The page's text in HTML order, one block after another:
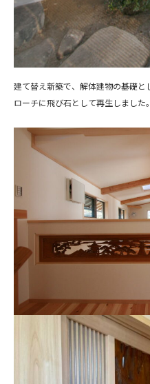
建て替え新築で、解体建物の基礎
ローチに飛び石として再生しました。